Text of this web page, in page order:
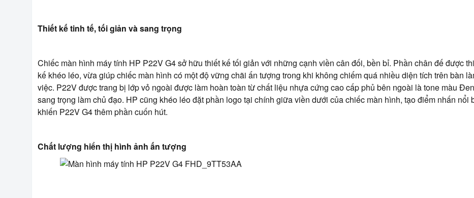
Thiết kế tinh tế, tối giản và sang trọng
Chiếc màn hình máy tính HP P22V G4 sở hữu thiết kế tối giản với những cạnh viền cân đối, bền bỉ. Phần chân đế được
kế khéo léo, vừa giúp chiếc màn hình có một độ vững chãi ấn tượng trong khi không chiếm quá nhiều diện tích trên bàn
việc. P22V được trang bị lớp vỏ ngoài được làm hoàn toàn từ chất liệu nhựa cứng cao cấp phủ bên ngoài là tone màu Đen
sang trọng làm chủ đạo. HP cũng khéo léo đặt phần logo tại chính giữa viền dưới của chiếc màn hình, tạo điểm nhấn nổi
khiến P22V G4 thêm phần cuốn hút.
Chất lượng hiển thị hình ảnh ấn tượng